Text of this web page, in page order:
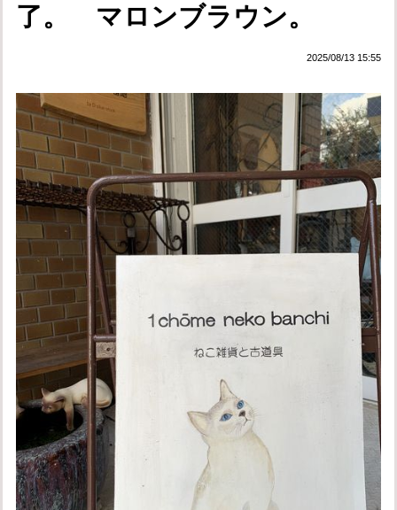
了。 マロンブラウン。
2025/08/13 15:55